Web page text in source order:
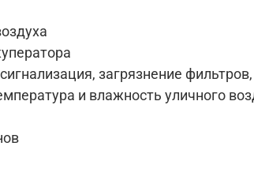
загрязнение
и влажность уличного